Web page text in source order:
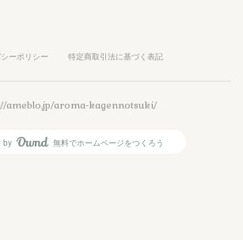
ふれるより良い一年となりますよう心か
ーポリシー 特定商取引法に基づく表記
ameblo.jp/aroma-kagennotsuki/
by AmebaOwnd
無料でホームページをつくろう